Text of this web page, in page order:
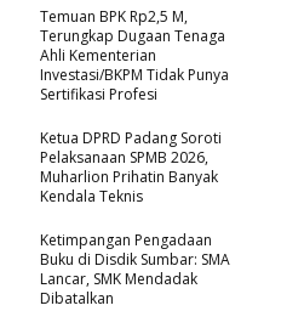
Temuan BPK Rp2,5 M,
Terungkap Dugaan Tenaga
Ahli Kementerian
Investasi/BKPM Tidak Punya
Sertifikasi Profesi
Ketua DPRD Padang Soroti
Pelaksanaan SPMB 2026,
Muharlion Prihatin Banyak
Kendala Teknis
Ketimpangan Pengadaan
Buku di Disdik Sumbar: SMA
Lancar, SMK Mendadak
Dibatalkan